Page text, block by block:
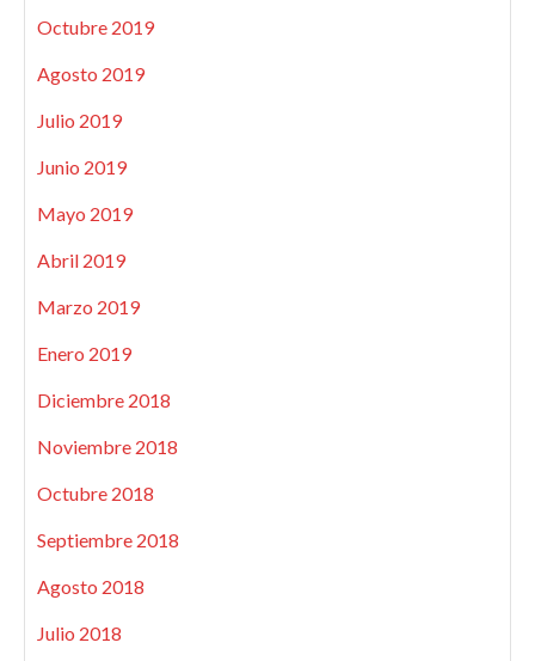
Octubre 2019
Agosto 2019
Julio 2019
Junio 2019
Mayo 2019
Abril 2019
Marzo 2019
Enero 2019
Diciembre 2018
Noviembre 2018
Octubre 2018
Septiembre 2018
Agosto 2018
Julio 2018